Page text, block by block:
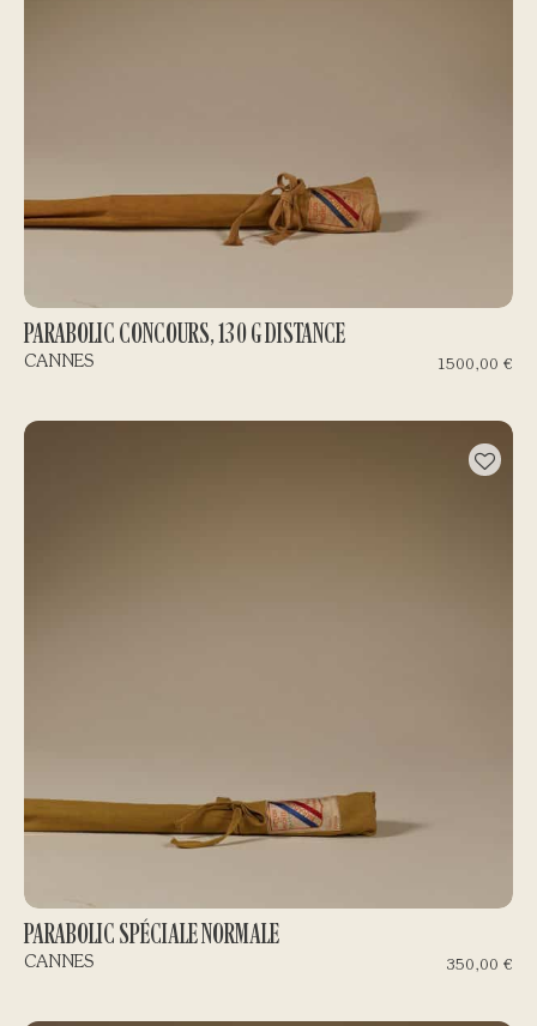
PARABOLIC CONCOURS, 130 G DISTANCE
1500,00 €
CANNES
PARABOLIC SPÉCIALE NORMALE
350,00 €
CANNES